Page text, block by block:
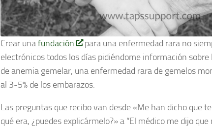
Crear unafundación
para una enfermedad rara no
electrónicos todos los días pidiéndome información
de anemia gemelar, una enfermedad rara de gemelos
al 3-5% de los embarazos.
Las preguntas que recibo van desde «Me han dicho que
qué era, ¿puedes explicármelo?» a “El médico me dijo